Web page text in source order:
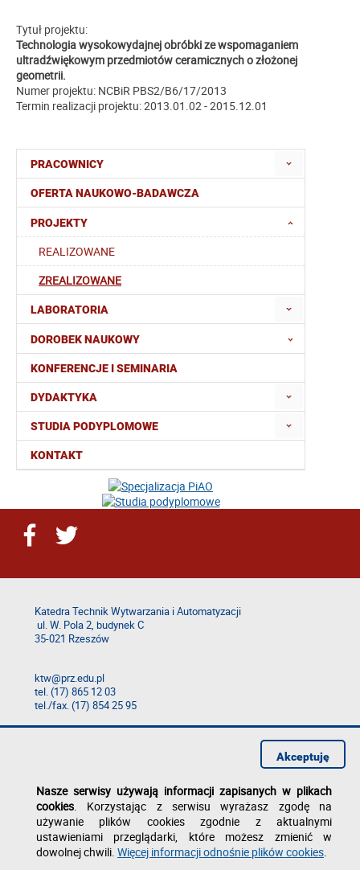
PRACOWNICY
OFERTA NAUKOWO-BADAWCZA
PROJEKTY
REALIZOWANE
ZREALIZOWANE
LABORATORIA
DOROBEK NAUKOWY
KONFERENCJE I SEMINARIA
DYDAKTYKA
STUDIA PODYPLOMOWE
KONTAKT
Tytuł projektu:
Technologia wysokowydajnej obróbki ze wspomaganiem
ultradźwiękowym przedmiotów ceramicznych o złożonej
geometrii.
Numer projektu: NCBiR PBS2/B6/17/2013
Termin realizacji projektu: 2013.01.02 - 2015.12.01
Katedra Technik Wytwarzania i Automatyzacji
ul. W. Pola 2, budynek C
35-021 Rzeszów
ktw@prz.edu.pl
tel. (17) 865 12 03
tel./fax. (17) 854 25 95
Deklaracja dostępności
Nasze serwisy używają informacji zapisanych w plikach
cookies. Korzystając z serwisu wyrażasz zgodę na
używanie plików cookies zgodnie z aktualnymi
ustawieniami przeglądarki, które możesz zmienić w
dowolnej chwili. Więcej informacji odnośnie plików cookies.
Akceptuję